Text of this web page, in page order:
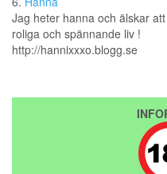
Jag heter hanna och älskar
roliga och spännande liv !
http://hannixxxo.blogg.se